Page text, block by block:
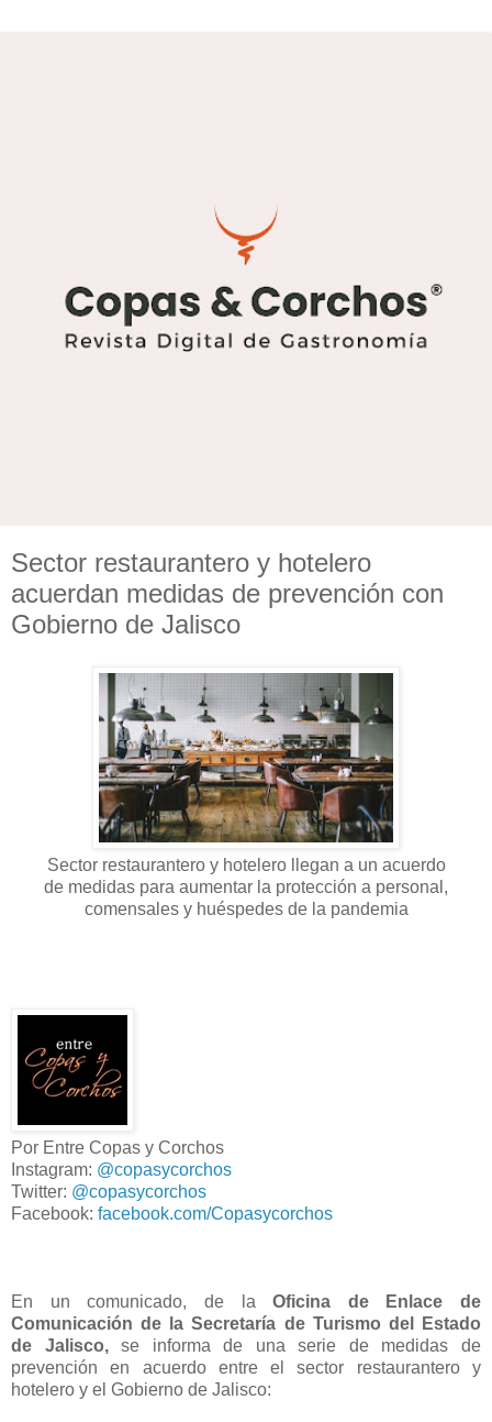
Sector restaurantero y hotelero
acuerdan medidas de prevención con
Gobierno de Jalisco
Sector restaurantero y hotelero llegan a un acuerdo
de medidas para aumentar la protección a personal,
comensales y huéspedes de la pandemia
Por Entre Copas y Corchos
Instagram: @copasycorchos
Twitter: @copasycorchos
Facebook: facebook.com/Copasycorchos
En un comunicado, de laOficina de Enlace de
Comunicación de la Secretaría de Turismo del Estado
de Jalisco,se informa de una serie de medidas de
prevención en acuerdo entre el sector restaurantero y
hotelero y el Gobierno de Jalisco: